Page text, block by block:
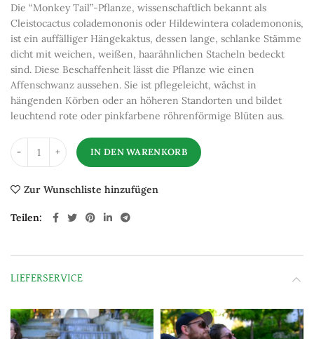
Die “Monkey Tail”-Pflanze, wissenschaftlich bekannt als
Cleistocactus colademononis oder Hildewintera colademononis,
ist ein auffälliger Hängekaktus, dessen lange, schlanke Stämme
dicht mit weichen, weißen, haarähnlichen Stacheln bedeckt
sind. Diese Beschaffenheit lässt die Pflanze wie einen
Affenschwanz aussehen. Sie ist pflegeleicht, wächst in
hängenden Körben oder an höheren Standorten und bildet
leuchtend rote oder pinkfarbene röhrenförmige Blüten aus.
IN DEN WARENKORB
Zur Wunschliste hinzufügen
Teilen
LIEFERSERVICE